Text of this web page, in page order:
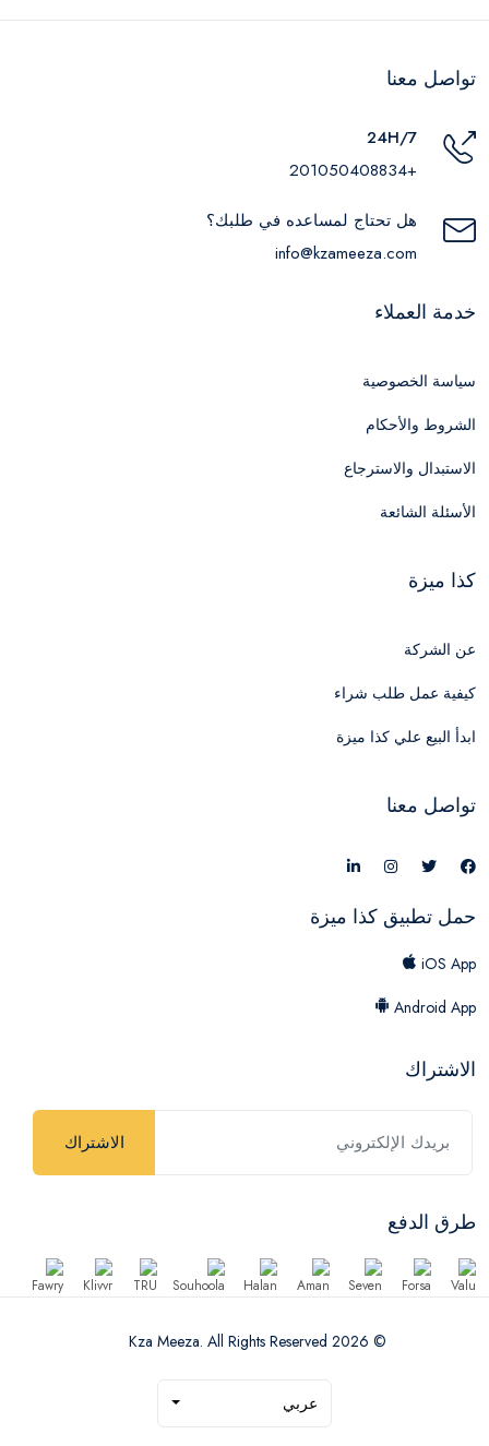
تواصل معنا
24H/7
+201050408834
هل تحتاج لمساعده في طلبك؟
info@kzameeza.com
خدمة العملاء
سياسة الخصوصية
الشروط والأحكام
الاستبدال والاسترجاع
الأسئلة الشائعة
كذا ميزة
عن الشركة
كيفية عمل طلب شراء
ابدأ البيع علي كذا ميزة
تواصل معنا
حمل تطبيق كذا ميزة
iOS App
Android App
الاشتراك
الاشتراك
طرق الدفع
© 2026 Kza Meeza. All Rights Reserved
عربي